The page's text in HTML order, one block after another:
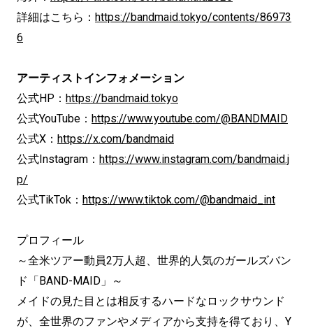
詳細はこちら： https://bandmaid.tokyo/contents/86973
6
アーティストインフォメーション
公式HP： https://bandmaid.tokyo
公式YouTube： https://www.youtube.com/@BANDMAID
公式X： https://x.com/bandmaid
公式Instagram： https://www.instagram.com/bandmaid.j
p/
公式TikTok： https://www.tiktok.com/@bandmaid_int
プロフィール
～全米ツアー動員2万人超、世界的人気のガールズバン
ド「BAND-MAID」～
メイドの見た目とは相反するハードなロックサウンド
が、全世界のファンやメディアから支持を得ており、Y